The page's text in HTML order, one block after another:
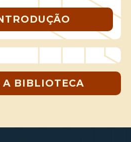
A BIBLIOTECA